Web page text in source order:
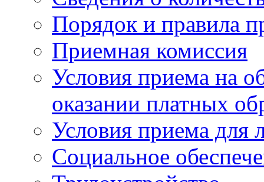
Порядок и правила
Приемная комиссия
Условия приема на
оказании платных
Условия приема для
Социальное